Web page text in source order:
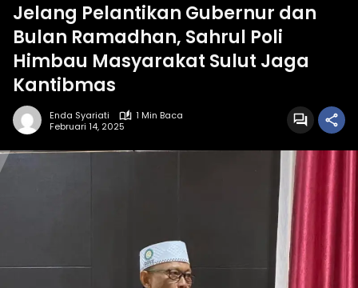
Jelang Pelantikan Gubernur dan
Bulan Ramadhan, Sahrul Poli
Himbau Masyarakat Sulut Jaga
Kantibmas
Enda Syariati
1 Min Baca
Februari 14, 2025